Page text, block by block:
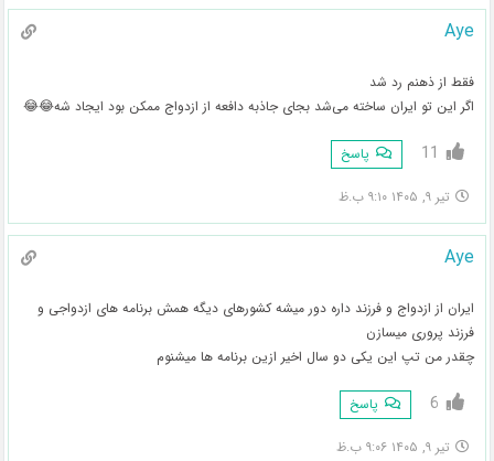
Aye
فقط از ذهنم رد شد
اگر این تو ایران ساخته می‌شد بجای جاذبه دافعه از ازدواج ممکن بود ایجاد شه😂😂
11 پاسخ
تیر ۹, ۱۴۰۵ ۹:۱۰ ب.ظ
Aye
ایران از ازدواج و فرزند داره دور میشه کشورهای دیگه همش برنامه های ازدواجی و
فرزند پروری میسازن
چقدر من تپ این یکی دو سال اخیر ازین برنامه ها میشنوم
6 پاسخ
تیر ۹, ۱۴۰۵ ۹:۰۶ ب.ظ